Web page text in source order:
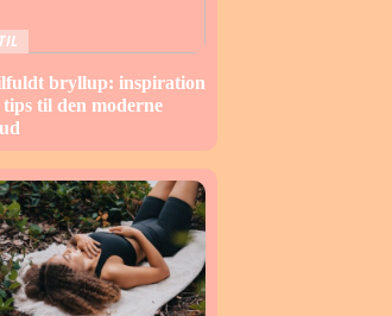
bryllup: inspiration
tips til den moderne